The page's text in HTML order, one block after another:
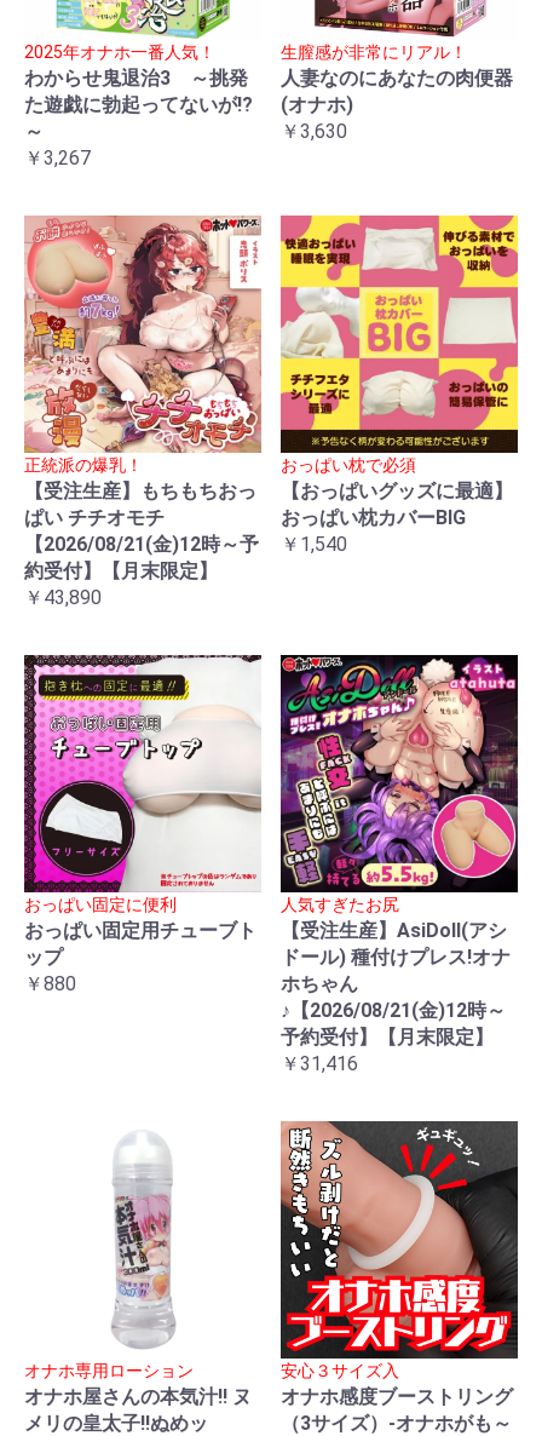
2025年オナホ一番人気！
わからせ鬼退治3 ～挑発
た遊戯に勃起ってないが!?
～
￥3,267
生膣感が非常にリアル！
人妻なのにあなたの肉便器
(オナホ)
￥3,630
正統派の爆乳！
【受注生産】もちもちおっ
ぱい チチオモチ
【2026/08/21(金)12時～予
約受付】【月末限定】
￥43,890
おっぱい枕で必須
【おっぱいグッズに最適】
おっぱい枕カバーBIG
￥1,540
おっぱい固定に便利
おっぱい固定用チューブト
ップ
￥880
人気すぎたお尻
【受注生産】AsiDoll(アシ
ドール) 種付けプレス!オナ
ホちゃん
♪【2026/08/21(金)12時～
予約受付】【月末限定】
￥31,416
オナホ専用ローション
オナホ屋さんの本気汁!! ヌ
メリの皇太子!!ぬめッ
安心３サイズ入
オナホ感度ブーストリング
（3サイズ）-オナホがも～